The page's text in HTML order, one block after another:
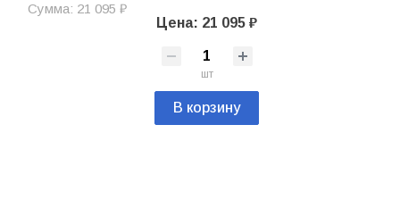
Сумма: 21 095 ₽
Цена: 21 095 ₽
шт
В корзину